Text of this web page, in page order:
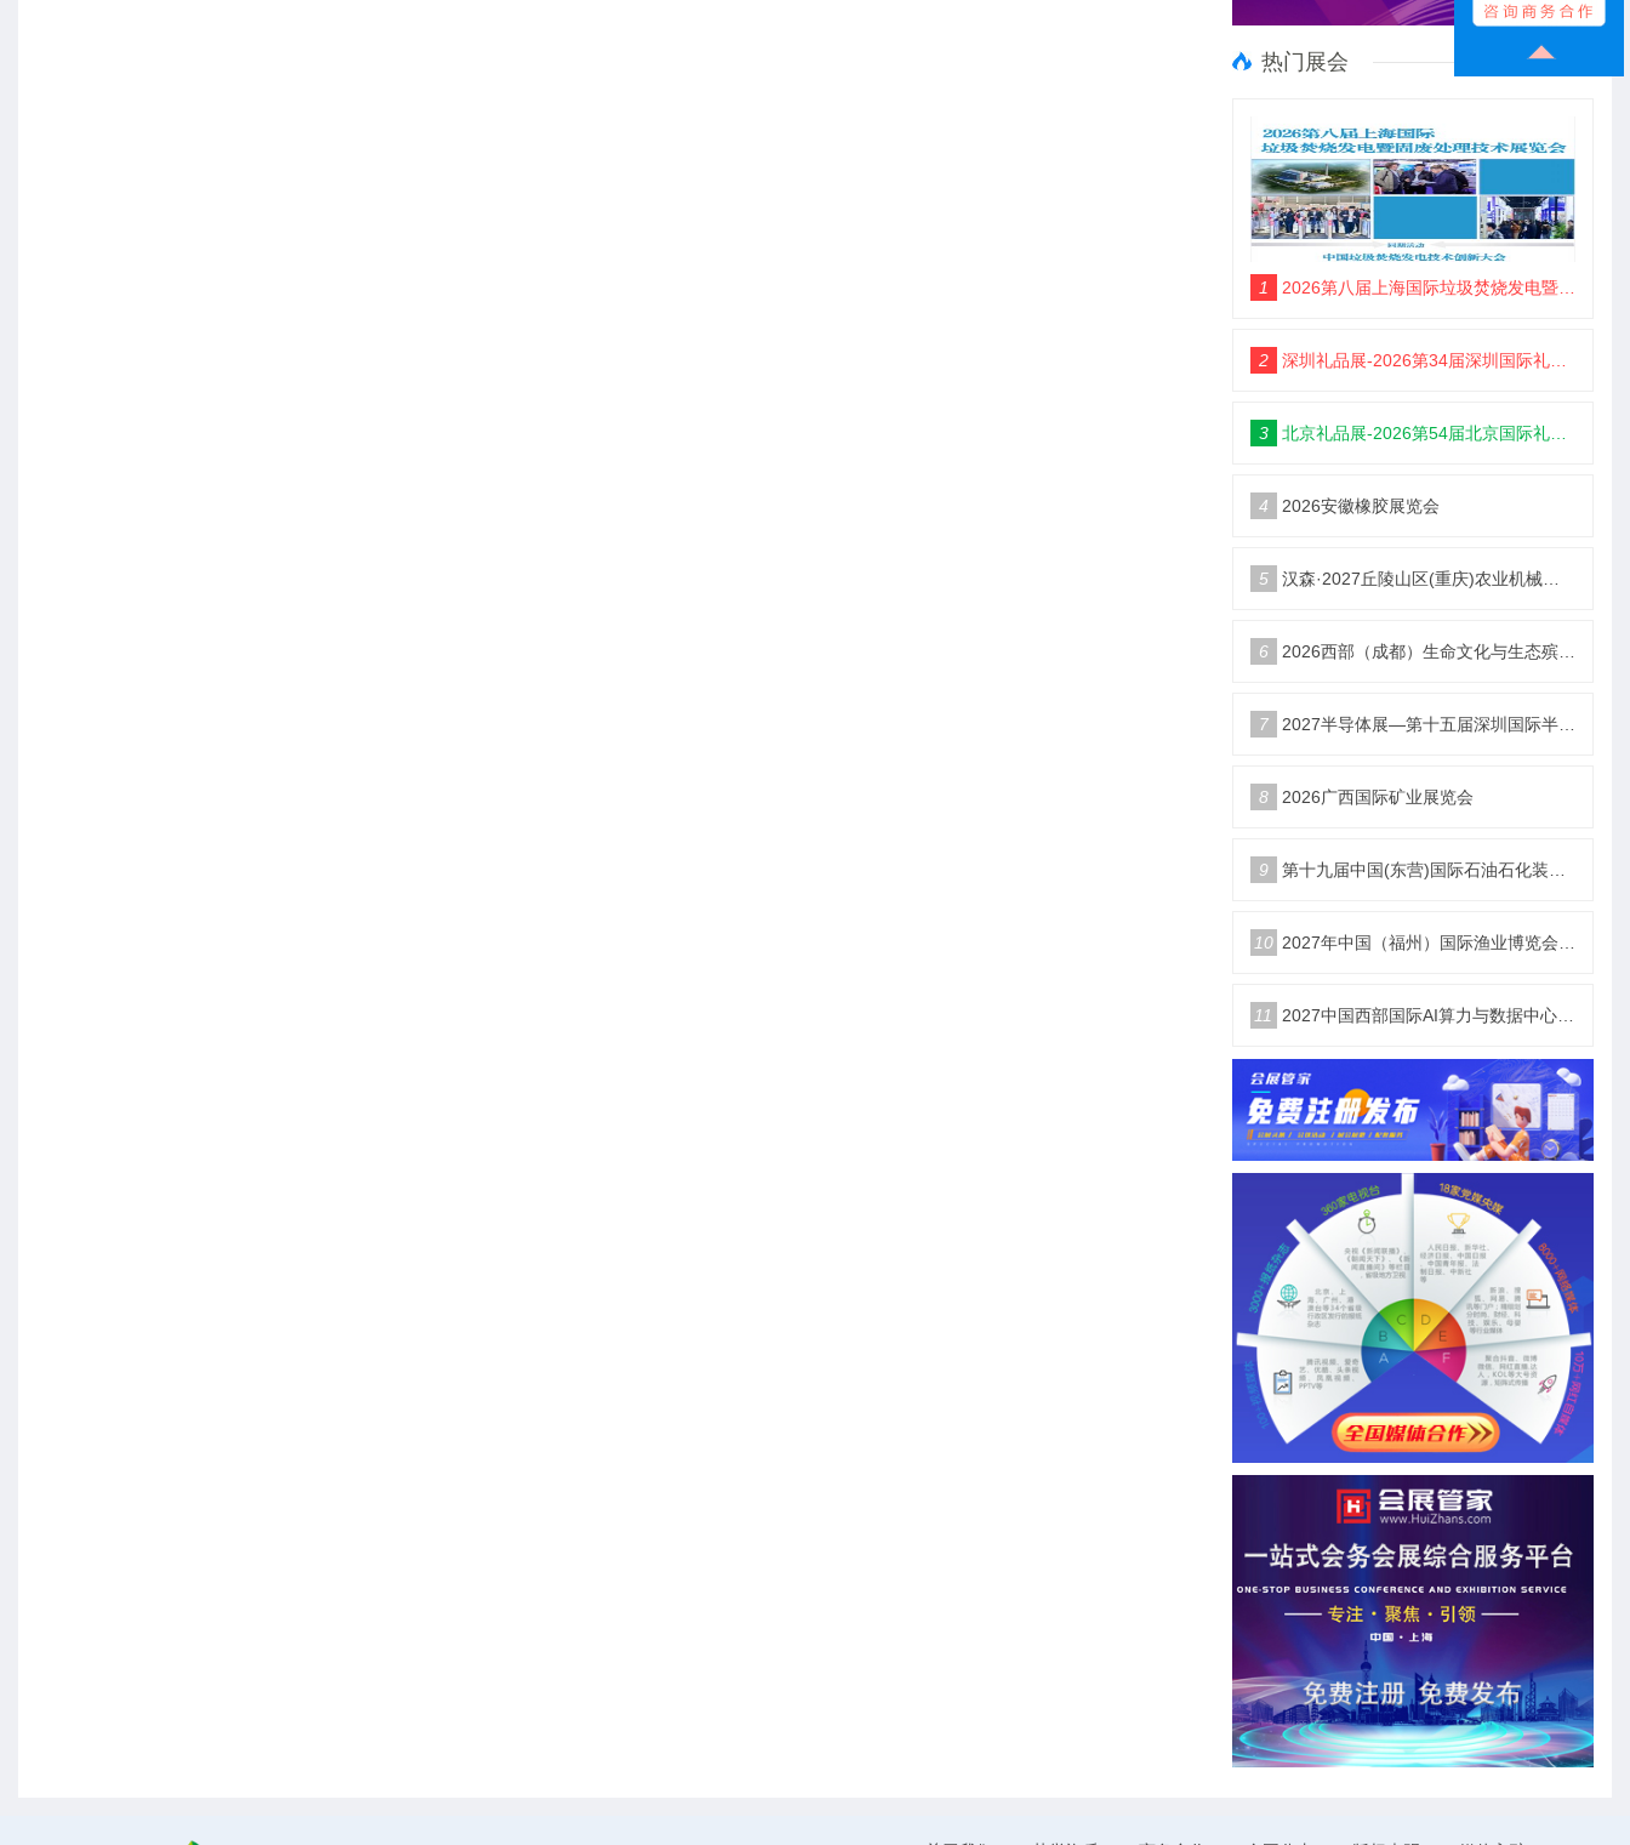
热门展会
1 2026第八届上海国际垃圾焚烧发电暨固废处理技术展览会
2 深圳礼品展-2026第34届深圳国际礼品及家居用品展览会
3 北京礼品展-2026第54届北京国际礼品、赠品及家庭用品展览会
4 2026安徽橡胶展览会
5 汉森·2027丘陵山区(重庆)农业机械展览会
6 2026西部（成都）生命文化与生态殡葬产业展览会
7 2027半导体展—第十五届深圳国际半导体产业展览会
8 2026广西国际矿业展览会
9 第十九届中国(东营)国际石油石化装备与技术展览会
10 2027年中国（福州）国际渔业博览会|福州渔博会
11 2027中国西部国际AI算力与数据中心液冷产业展览会